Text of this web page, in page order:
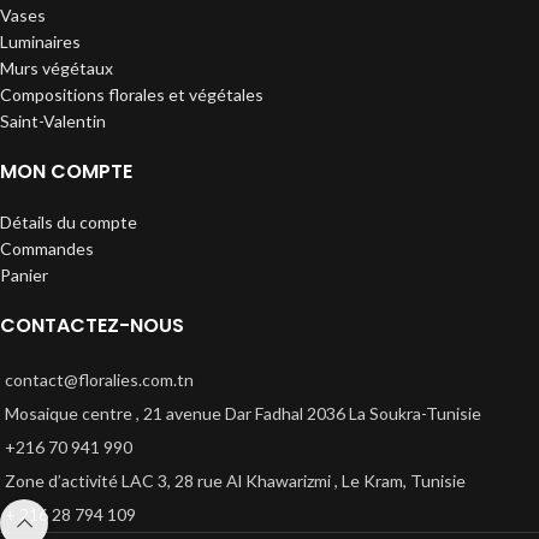
Vases
Luminaires
Murs végétaux
Compositions florales et végétales
Saint-Valentin
MON COMPTE
Détails du compte
Commandes
Panier
CONTACTEZ-NOUS
contact@floralies.com.tn
Mosaique centre , 21 avenue Dar Fadhal 2036 La Soukra-Tunisie
+216 70 941 990
Zone d’activité LAC 3, 28 rue Al Khawarizmi , Le Kram, Tunisie
+ 216 28 794 109